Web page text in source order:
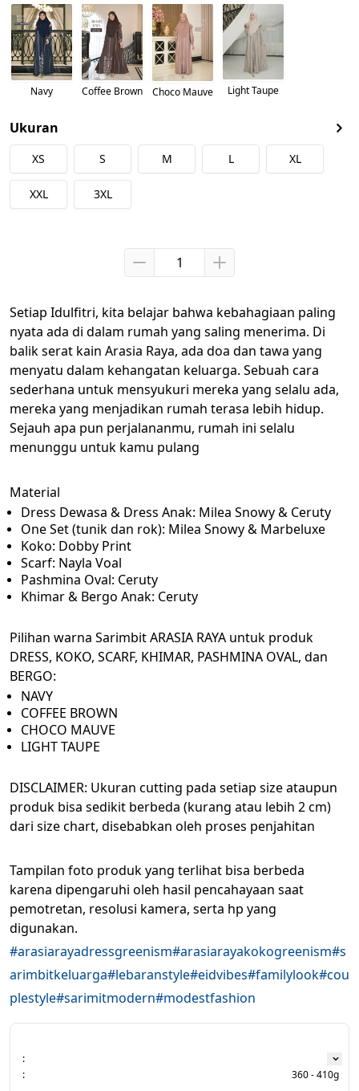
Navy Coffee Brown Choco Mauve Light Taupe
Ukuran
XS S M L XL
XXL 3XL
Setiap Idulfitri, kita belajar bahwa kebahagiaan paling
nyata ada di dalam rumah yang saling menerima. Di
balik serat kain Arasia Raya, ada doa dan tawa yang
menyatu dalam kehangatan keluarga. Sebuah cara
sederhana untuk mensyukuri mereka yang selalu ada,
mereka yang menjadikan rumah terasa lebih hidup.
Sejauh apa pun perjalananmu, rumah ini selalu
menunggu untuk kamu pulang
Material
Dress Dewasa & Dress Anak: Milea Snowy & Ceruty
One Set (tunik dan rok): Milea Snowy & Marbeluxe
Koko: Dobby Print
Scarf: Nayla Voal
Pashmina Oval: Ceruty
Khimar & Bergo Anak: Ceruty
Pilihan warna Sarimbit ARASIA RAYA untuk produk
DRESS, KOKO, SCARF, KHIMAR, PASHMINA OVAL, dan
BERGO:
NAVY
COFFEE BROWN
CHOCO MAUVE
LIGHT TAUPE
DISCLAIMER: Ukuran cutting pada setiap size ataupun
produk bisa sedikit berbeda (kurang atau lebih 2 cm)
dari size chart, disebabkan oleh proses penjahitan
Tampilan foto produk yang terlihat bisa berbeda
karena dipengaruhi oleh hasil pencahayaan saat
pemotretan, resolusi kamera, serta hp yang
digunakan.
#arasiarayadressgreenism#arasiarayakokogreenism#s
arimbitkeluarga#lebaranstyle#eidvibes#familylook#cou
plestyle#sarimitmodern#modestfashion
:
:
360 - 410g